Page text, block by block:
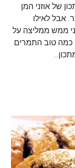
של אוזני המן
אבל לאילו
ממש ממליצה על
כמה טוב התמרים